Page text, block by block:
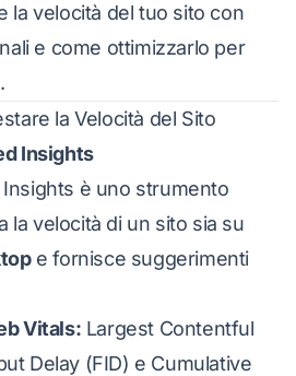
la velocità del tuo sito con
e come ottimizzarlo per
la Velocità del Sito
Insights
è uno strumento
la velocità di un sito sia su
e fornisce suggerimenti
Vitals: Largest Contentful
Delay (FID) e Cumulative